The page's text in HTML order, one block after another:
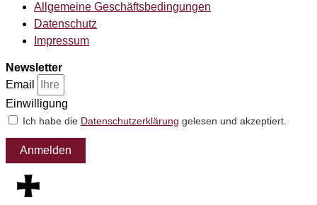
Allgemeine Geschäftsbedingungen
Datenschutz
Impressum
Newsletter
Email
Einwilligung
Ich habe die Datenschutzerklärung gelesen und akzeptiert.
Anmelden